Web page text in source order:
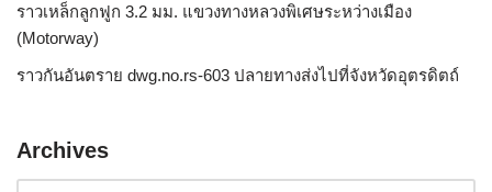
ราวเหล็กลูกฟูก 3.2 มม. แขวงทางหลวงพิเศษระหว่างเมือง
(Motorway)
ราวกันอันตราย dwg.no.rs-603 ปลายทางส่งไปที่จังหวัดอุตรดิตถ์
Archives